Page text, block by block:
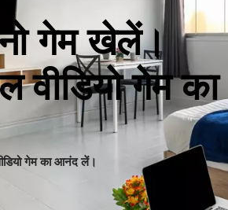
गेम खेलें।
गेम का
गेम का आनंद लें।